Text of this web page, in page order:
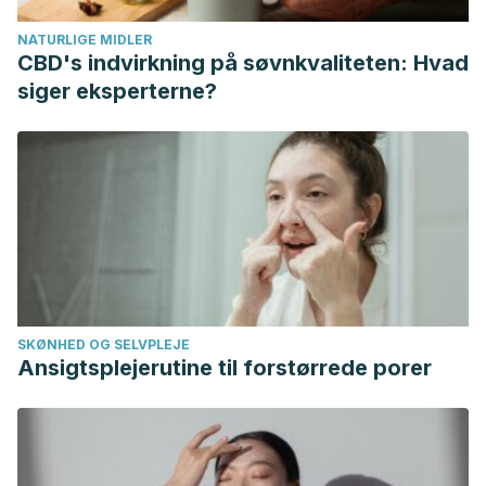
Antioxidants (Basel). 2020 Jun 2;9(6):478.
Foxman B, Frerichs RR. Epidemiology of urinary tract
infection: II. Diet, clothing, and urination habits. Am J Public
Health. 1985 Nov;75(11):1314-7.
Maserejian NN, Kupelian V, Miyasato G, McVary KT,
McKinlay JB. Are physical activity, smoking and alcohol
consumption associated with lower urinary tract symptoms
in men or women? Results from a population based
observational study. J Urol. 2012 Aug;188(2):490-5.
Maserejian NN, Wager CG, Giovannucci EL, Curto TM,
McVary KT, McKinlay JB. Intake of caffeinated,
carbonated, or citrus beverage types and development of
lower urinary tract symptoms in men and women. Am J
Epidemiol. 2013 Jun 15;177(12):1399-410.
Sharma A, Prasongwattana V, Cha’on U, Selmi C, Hipkaeo
W, Boonnate P, Pethlert S, Titipungul T, Intarawichian P,
NATURLIGE MIDLER
CBD's indvirkning på søvnkvaliteten: Hvad
siger eksperterne?
SKØNHED OG SELVPLEJE
Ansigtsplejerutine til forstørrede porer